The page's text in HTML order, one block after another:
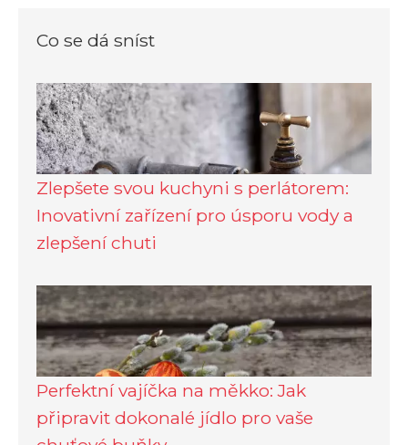
Co se dá sníst
Zlepšete svou kuchyni s perlátorem:
Inovativní zařízení pro úsporu vody a
zlepšení chuti
Perfektní vajíčka na měkko: Jak
připravit dokonalé jídlo pro vaše